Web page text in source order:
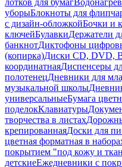
лотков для бумаг
уборыБлокноты для
с дизайн-обложкойБочки и
ключейБулавкиДержатели
банкнотДиктофоны
(копирка)Диски CD, DVD,
координатнаяДиспенсеры
полотенецДневники для
музыкальной школы
универсальныеБумага
поделокКлавиатуры
творчества в листах
крепированнаяДоски для
цветная форматная в
покрытием "под кожу и
детскиеЕжедневники с